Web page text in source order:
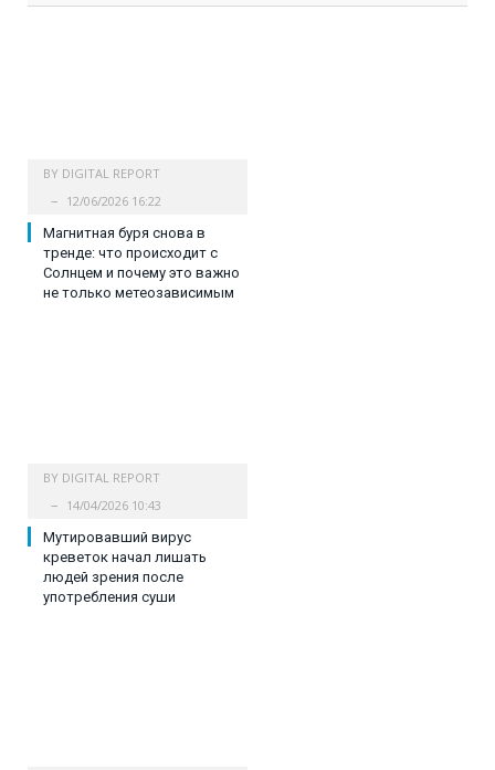
BY DIGITAL REPORT
12/06/2026 16:22
Магнитная буря снова в
тренде: что происходит с
Солнцем и почему это важно
не только метеозависимым
BY DIGITAL REPORT
14/04/2026 10:43
Мутировавший вирус
креветок начал лишать
людей зрения после
употребления суши